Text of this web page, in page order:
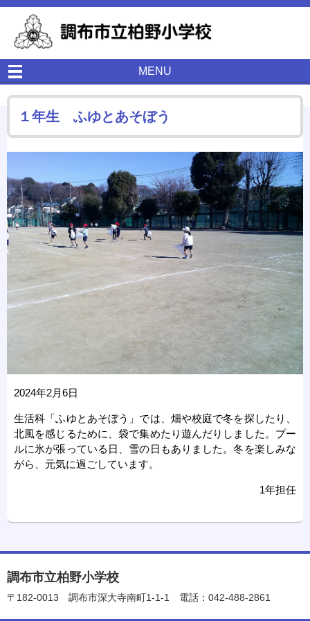
MENU
１年生 ふゆとあそぼう
2024年2月6日
生活科「ふゆとあそぼう」では、畑や校庭で冬を探したり、
北風を感じるために、袋で集めたり遊んだりしました。プー
ルに氷が張っている日、雪の日もありました。冬を楽しみな
がら、元気に過ごしています。
1年担任
調布市立柏野小学校
〒182-0013 調布市深大寺南町1-1-1 電話：042-488-2861